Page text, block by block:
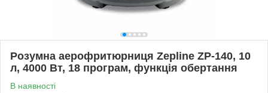
Розумна аерофритюрниця Zepline ZP-140, 10
л, 4000 Вт, 18 програм, функція обертання
В наявності